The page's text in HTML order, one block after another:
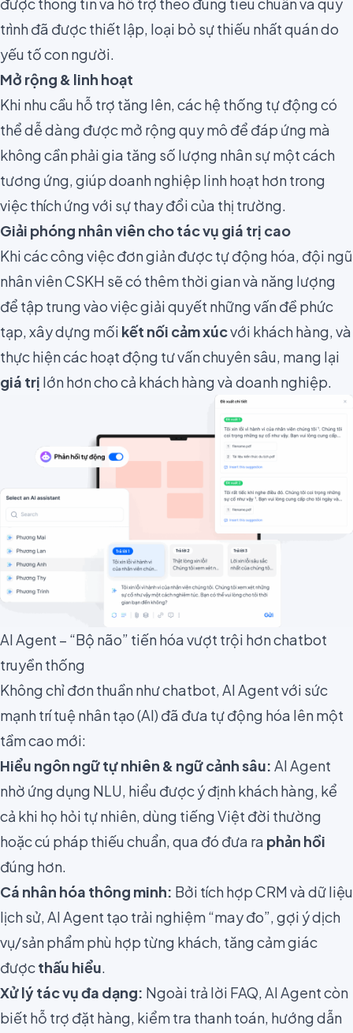
được thông tin và hỗ trợ theo đúng tiêu chuẩn và quy
trình đã được thiết lập, loại bỏ sự thiếu nhất quán do
yếu tố con người.
Mở rộng & linh hoạt
Khi nhu cầu hỗ trợ tăng lên, các hệ thống tự động có
thể dễ dàng được mở rộng quy mô để đáp ứng mà
không cần phải gia tăng số lượng nhân sự một cách
tương ứng, giúp doanh nghiệp linh hoạt hơn trong
việc thích ứng với sự thay đổi của thị trường.
Giải phóng nhân viên cho tác vụ giá trị cao
Khi các công việc đơn giản được tự động hóa, đội ngũ
nhân viên CSKH sẽ có thêm thời gian và năng lượng
để tập trung vào việc giải quyết những vấn đề phức
tạp, xây dựng mối kết nối cảm xúcvới khách hàng, và
thực hiện các hoạt động tư vấn chuyên sâu, mang lại
giá trị lớn hơn cho cả khách hàng và doanh nghiệp.
AI Agent – “Bộ não” tiến hóa vượt trội hơn chatbot
truyền thống
Không chỉ đơn thuần như chatbot, AI Agent với sức
mạnh trí tuệ nhân tạo (AI) đã đưa tự động hóa lên một
tầm cao mới:
Hiểu ngôn ngữ tự nhiên & ngữ cảnh sâu: AI Agent
nhờ ứng dụng NLU, hiểu được ý định khách hàng, kể
cả khi họ hỏi tự nhiên, dùng tiếng Việt đời thường
hoặc cú pháp thiếu chuẩn, qua đó đưa ra phản hồi
đúng hơn.
Cá nhân hóa thông minh: Bởi tích hợp CRM và dữ liệu
lịch sử, AI Agent tạo trải nghiệm “may đo”, gợi ý dịch
vụ/sản phẩm phù hợp từng khách, tăng cảm giác
đượcthấu hiểu.
Xử lý tác vụ đa dạng: Ngoài trả lời FAQ, AI Agent còn
biết hỗ trợ đặt hàng, kiểm tra thanh toán, hướng dẫn